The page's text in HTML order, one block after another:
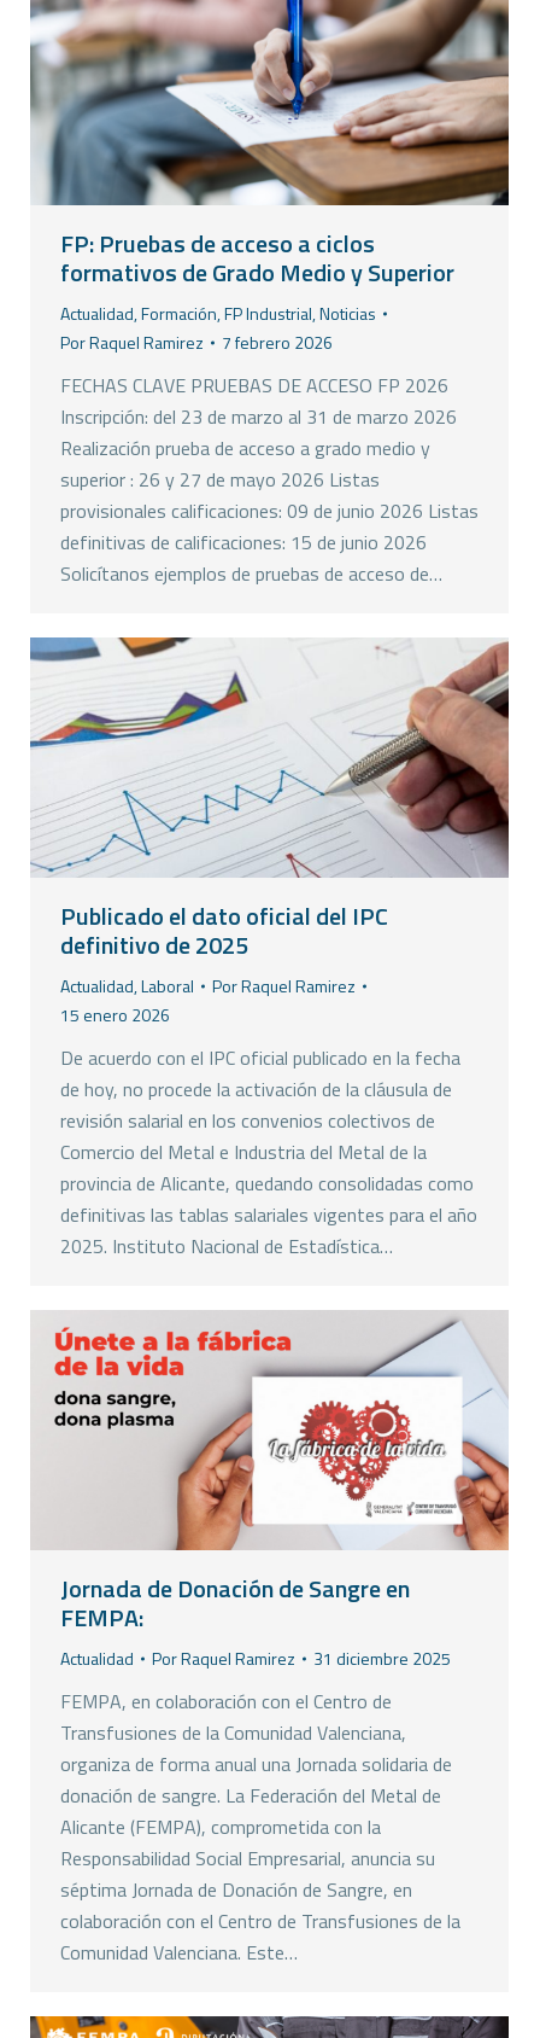
FP: Pruebas de acceso a ciclos
formativos de Grado Medio y Superior
Actualidad,Formación,FP Industrial,Noticias
PorRaquel Ramirez 7 febrero 2026
FECHAS CLAVE PRUEBAS DE ACCESO FP 2026
Inscripción: del 23 de marzo al 31 de marzo 2026
Realización prueba de acceso a grado medio y
superior : 26 y 27 de mayo 2026 Listas
provisionales calificaciones: 09 de junio 2026 Listas
definitivas de calificaciones: 15 de junio 2026
Solicítanos ejemplos de pruebas de acceso de…
Publicado el dato oficial del IPC
definitivo de 2025
Actualidad,Laboral PorRaquel Ramirez
15 enero 2026
De acuerdo con el IPC oficial publicado en la fecha
de hoy, no procede la activación de la cláusula de
revisión salarial en los convenios colectivos de
Comercio del Metal e Industria del Metal de la
provincia de Alicante, quedando consolidadas como
definitivas las tablas salariales vigentes para el año
2025. Instituto Nacional de Estadística…
Jornada de Donación de Sangre en
FEMPA:
Actualidad PorRaquel Ramirez 31 diciembre 2025
FEMPA, en colaboración con el Centro de
Transfusiones de la Comunidad Valenciana,
organiza de forma anual una Jornada solidaria de
donación de sangre. La Federación del Metal de
Alicante (FEMPA), comprometida con la
Responsabilidad Social Empresarial, anuncia su
séptima Jornada de Donación de Sangre, en
colaboración con el Centro de Transfusiones de la
Comunidad Valenciana. Este…